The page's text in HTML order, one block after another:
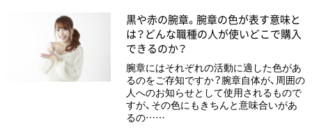
黒や赤の腕章。腕章の色が表す意味と
は？どんな職種の人が使いどこで購入
できるのか？
腕章にはそれぞれの活動に適した色があ
るのをご存知ですか？腕章自体が、周囲の
人へのお知らせとして使用されるもので
すが、その色にもきちんと意味合いがあ
るの……